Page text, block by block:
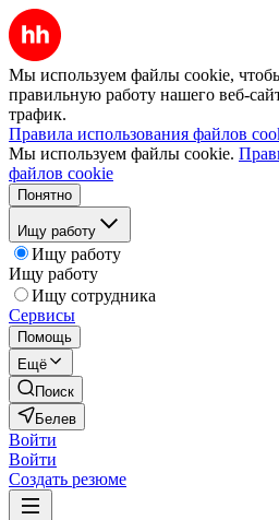
Мы используем файлы cookie,
правильную работу нашего веб-
трафик.
Правила использования файлов
Мы используем файлы cookie.
файлов cookie
Понятно
Ищу работу
Ищу работу
Ищу работу
Ищу сотрудника
Сервисы
Помощь
Ещё
Поиск
Белев
Войти
Войти
Создать резюме